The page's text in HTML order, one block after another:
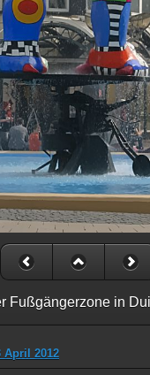
Fußgängerzone in
April 2012